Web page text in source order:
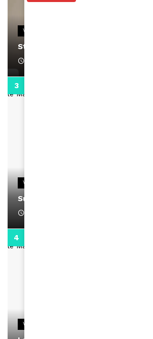
VIDEOS
Stacy passe un message
VIDEOS
Support Black Business Wee-kend
VIDEOS